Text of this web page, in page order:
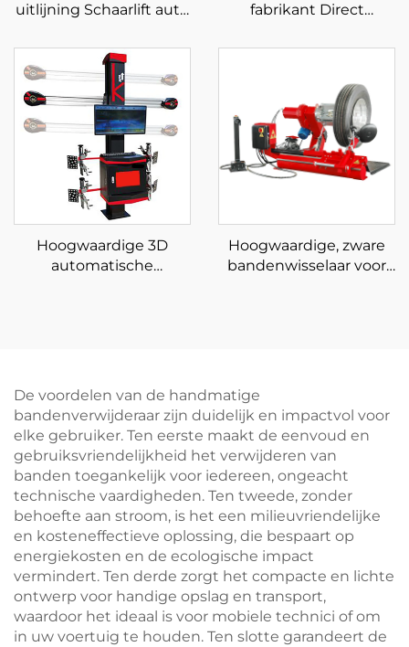
uitlijning Schaarlift auto
autolift voor autoservice
fabriek
fabrikant Direct
bandenbalancer
Hoogwaardige 3D
automatische
Hoogwaardige, zware
bandenwisselaar voor
De voordelen van de handmatige
bandenverwijderaar zijn duidelijk en impactvol voor
elke gebruiker. Ten eerste maakt de eenvoud en
gebruiksvriendelijkheid het verwijderen van
banden toegankelijk voor iedereen, ongeacht
technische vaardigheden. Ten tweede, zonder
behoefte aan stroom, is het een milieuvriendelijke
en kosteneffectieve oplossing, die bespaart op
energiekosten en de ecologische impact
vermindert. Ten derde zorgt het compacte en lichte
ontwerp voor handige opslag en transport,
waardoor het ideaal is voor mobiele technici of om
in uw voertuig te houden. Ten slotte garandeert de